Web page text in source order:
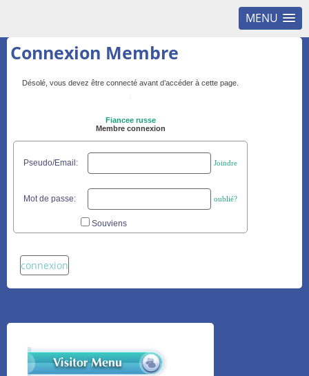
MENU
Connexion Membre
Désolé, vous devez être connecté avant d’accéder à cette page.
Fiancee russe
Membre connexion
Pseudo/Email: Joindre
Mot de passe: oublié?
Souviens